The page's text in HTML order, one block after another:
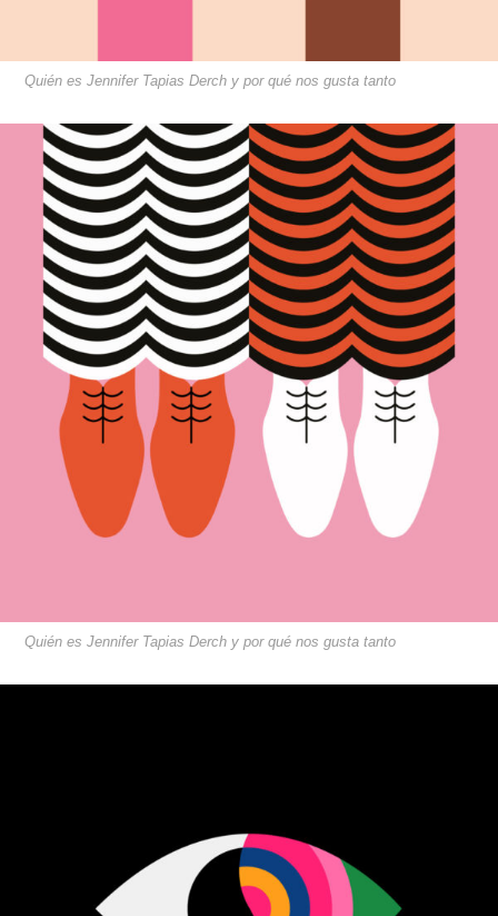
Quién es Jennifer Tapias Derch y por qué nos gusta tanto
Quién es Jennifer Tapias Derch y por qué nos gusta tanto